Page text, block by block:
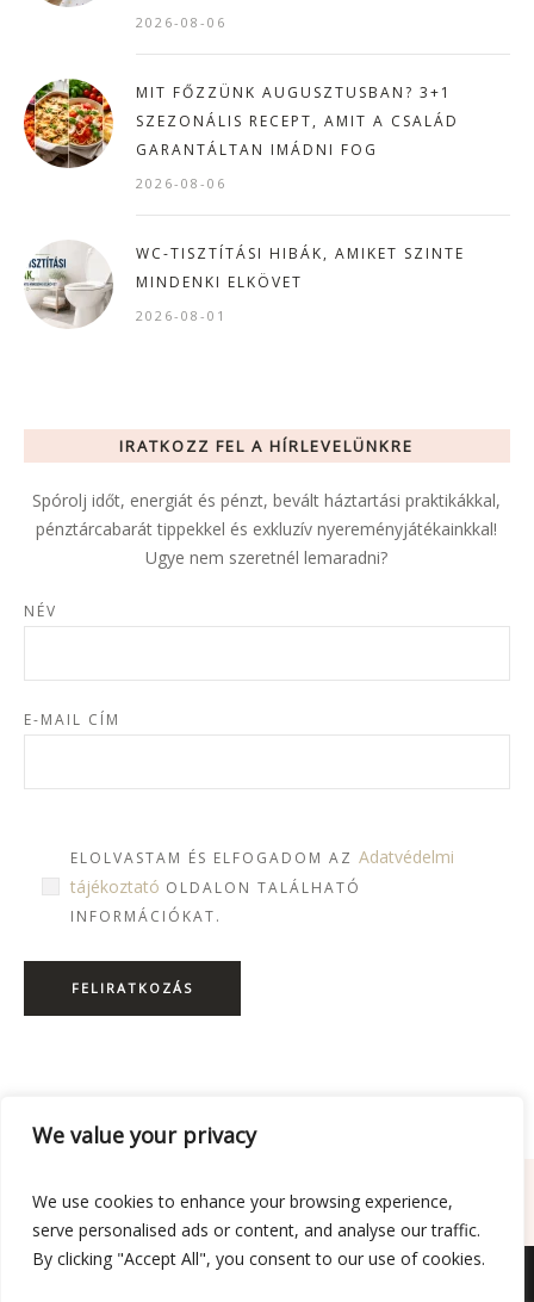
We value your privacy
We use cookies to enhance your browsing experience,
serve personalised ads or content, and analyse our traffic.
By clicking "Accept All", you consent to our use of cookies.
2026-08-06
MIT FŐZZÜNK AUGUSZTUSBAN? 3+1
SZEZONÁLIS RECEPT, AMIT A CSALÁD
GARANTÁLTAN IMÁDNI FOG
2026-08-06
WC-TISZTÍTÁSI HIBÁK, AMIKET SZINTE
MINDENKI ELKÖVET
2026-08-01
IRATKOZZ FEL A HÍRLEVELÜNKRE
Spórolj időt, energiát és pénzt, bevált háztartási praktikákkal,
pénztárcabarát tippekkel és exkluzív nyereményjátékainkkal!
Ugye nem szeretnél lemaradni?
NÉV
E-MAIL CÍM
ELOLVASTAM ÉS ELFOGADOM AZAdatvédelmi
tájékoztató OLDALON TALÁLHATÓ
INFORMÁCIÓKAT.
INSTAGRAM @PRAKTIKUSHAZIASSZONYOK